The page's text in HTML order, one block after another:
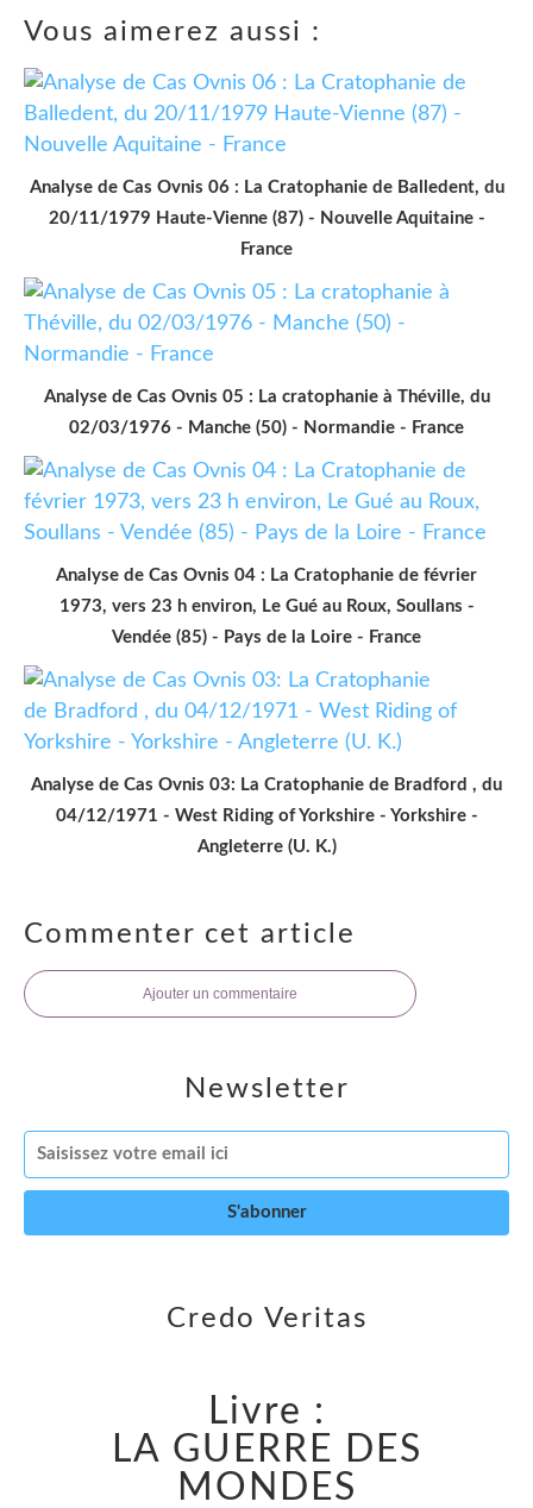
Vous aimerez aussi :
Analyse de Cas Ovnis 06 : La Cratophanie de Balledent, du
20/11/1979 Haute-Vienne (87) - Nouvelle Aquitaine -
France
Analyse de Cas Ovnis 05 : La cratophanie à Théville, du
02/03/1976 - Manche (50) - Normandie - France
Analyse de Cas Ovnis 04 : La Cratophanie de février
1973, vers 23 h environ, Le Gué au Roux, Soullans -
Vendée (85) - Pays de la Loire - France
Analyse de Cas Ovnis 03: La Cratophanie de Bradford , du
04/12/1971 - West Riding of Yorkshire - Yorkshire -
Angleterre (U. K.)
Commenter cet article
Ajouter un commentaire
Newsletter
Credo Veritas
Livre :
LA GUERRE DES
MONDES